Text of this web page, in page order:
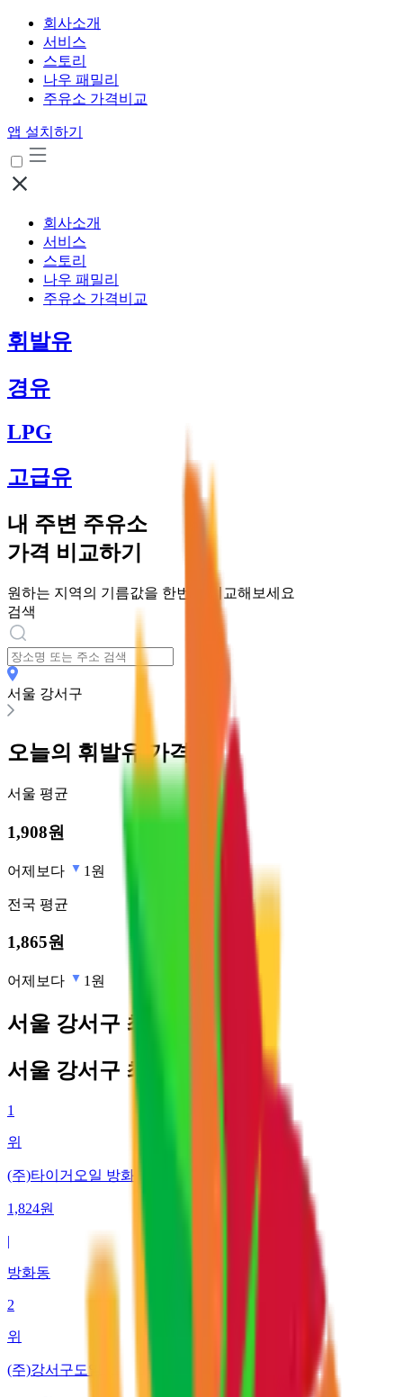
회사소개
서비스
스토리
나우 패밀리
주유소 가격비교
앱 설치하기
회사소개
서비스
스토리
나우 패밀리
주유소 가격비교
휘발유
경유
LPG
고급유
내 주변 주유소
가격 비교하기
원하는 지역의 기름값을 한번에 비교해보세요
검색
서울 강서구
오늘의 휘발유 가격
서울 평균
1,908원
어제보다 1원
전국 평균
1,865원
어제보다 1원
서울 강서구 최저가 주유소
서울 강서구 최저가 주유소
1
위
(주)타이거오일 방화주유소
1,824원
|
방화동
2
위
(주)강서구도일